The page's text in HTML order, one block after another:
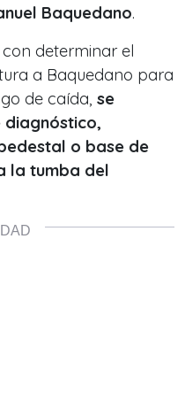
Baquedano.
determinar el
a Baquedano para
de caída, se
o base de
la tumba del